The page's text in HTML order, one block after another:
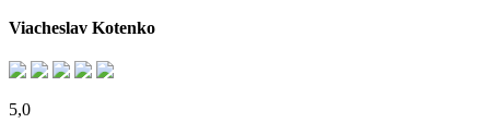
Viacheslav Kotenko
5,0